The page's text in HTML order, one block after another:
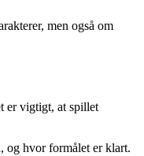
men også om
er vigtigt, at spillet
og hvor formålet er klart.